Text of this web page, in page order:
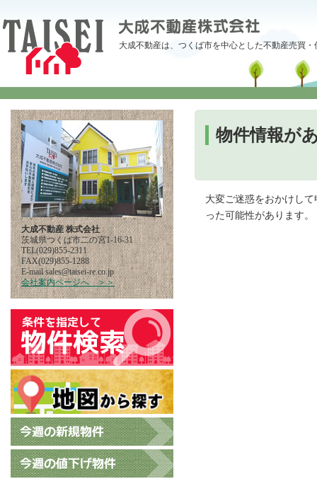
大成不動産は、つくば市を中心とした不動産売買
大成不動産 株式会社
茨城県つくば市二の宮1-16-31
TEL(029)855-2311
FAX(029)855-1288
E-mailpj.oc.er-iesiat@selas
会社案内ページへ ＞＞
物件情報が
大変ご迷惑をおかけし
った可能性があります。